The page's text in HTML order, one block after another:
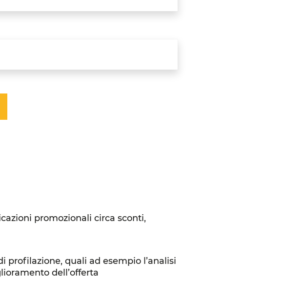
promozionali circa sconti,
quali ad esempio l’analisi
dell’offerta